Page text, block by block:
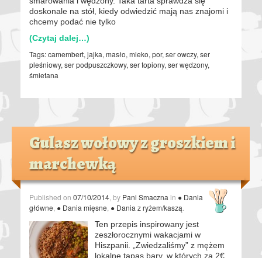
doskonale na stół, kiedy odwiedzić mają nas znajomi i
chcemy podać nie tylko
(Czytaj dalej…)
Tags:camembert, jajka, masło, mleko, por, ser owczy, ser
pleśniowy, ser podpuszczkowy, ser topiony, ser wędzony,
śmietana
Gulasz wołowy z groszkiem i
marchewką
Published on 07/10/2014 , by Pani Smaczna in ● Dania
główne ● Dania mięsne ● Dania z ryżem/kaszą
Ten przepis inspirowany jest
zeszłorocznymi wakacjami w
Hiszpanii. „Zwiedzaliśmy” z mężem
lokalne tapas bary, w których za 2€